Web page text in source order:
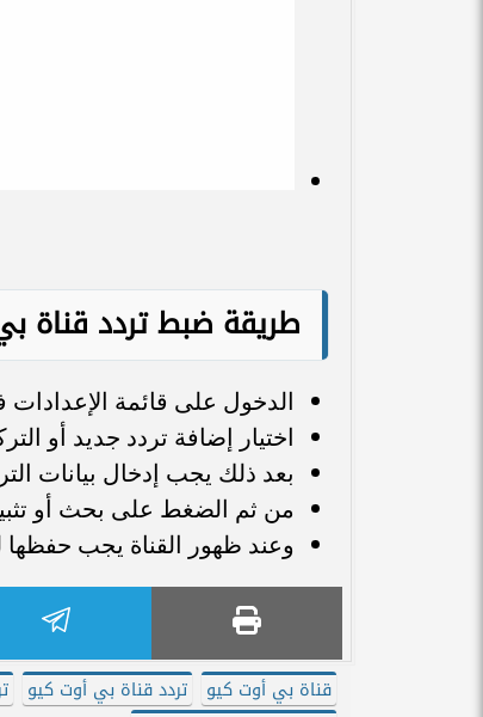
طريقة ضبط تردد قناة
الدخول على قائمة الإعدادات
اختيار إضافة تردد جديد أو
بعد ذلك يجب إدخال بيانات
من ثم الضغط على بحث أو
وعند ظهور القناة يجب
قناة بي أوت كيو تردد قناة بي أوت كيو